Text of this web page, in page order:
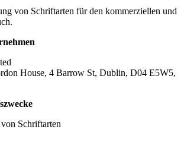
von Schriftarten für den kommerziellen und
House, 4 Barrow St, Dublin, D04 E5W5,
Schriftarten